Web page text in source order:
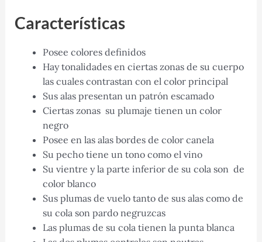
Características
Posee colores definidos
Hay tonalidades en ciertas zonas de su cuerpo
las cuales contrastan con el color principal
Sus alas presentan un patrón escamado
Ciertas zonas su plumaje tienen un color
negro
Posee en las alas bordes de color canela
Su pecho tiene un tono como el vino
Su vientre y la parte inferior de su cola son de
color blanco
Sus plumas de vuelo tanto de sus alas como de
su cola son pardo negruzcas
Las plumas de su cola tienen la punta blanca